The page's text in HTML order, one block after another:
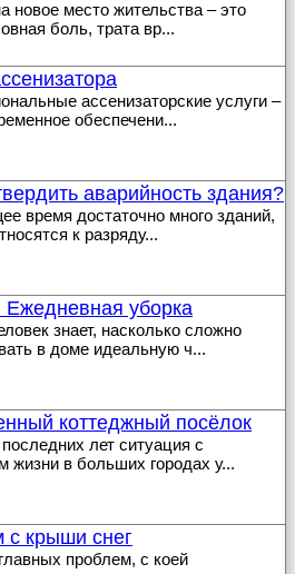
новое место жительства – это
боль, трата вр...
ассенизаторские услуги –
обеспечени...
аварийность здания?
время достаточно много зданий,
к разряду...
Ежедневная уборка
знает, насколько сложно
в доме идеальную ч...
коттеджный посёлок
лет ситуация с
жизни в больших городах у...
с крыши снег
проблем, с коей